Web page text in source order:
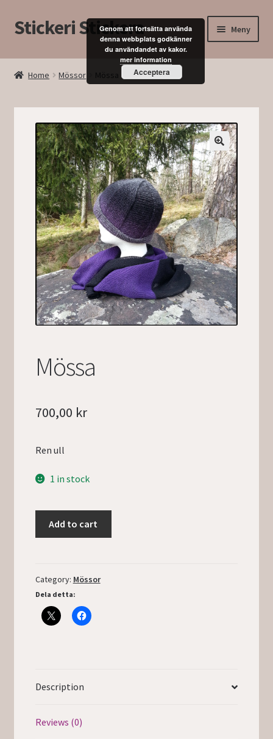
Hoppa
till
Hoppa
till
Stickeri Stickera Meny
Hem
Kurser
Mitt konto
Kassan
Home Mössor Mössa
Mössa
700,00 kr
Ren ull
1 in stock
Add to cart
Category: Mössor
Dela detta:
Description
Reviews (0)
Genom att fortsätta använda
denna webbplats godkänner
du användandet av kakor.
mer information
Acceptera